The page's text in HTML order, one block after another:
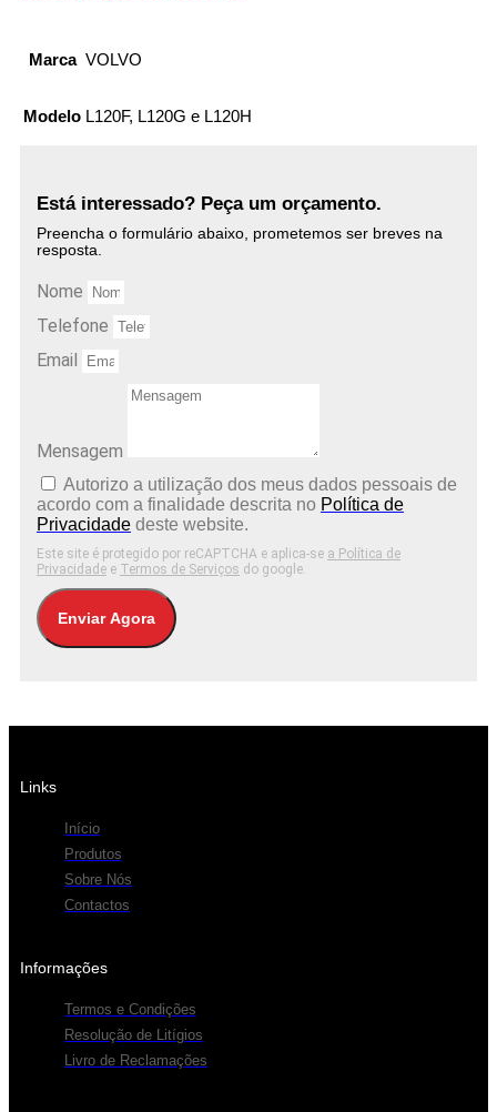
Marca VOLVO
Modelo L120F, L120G e L120H
Está interessado? Peça um orçamento.
Preencha o formulário abaixo, prometemos ser breves na
resposta.
Nome
Telefone
Email
Mensagem
Autorizo ​​a utilização dos meus dados pessoais de
acordo com a finalidade descrita no Política de
Privacidade deste website.
Este site é protegido por reCAPTCHA e aplica-se a Política de
Privacidade e Termos de Serviços do google.
Enviar Agora
Links
Início
Produtos
Sobre Nós
Contactos
Informações
Termos e Condições
Resolução de Litígios
Livro de Reclamações